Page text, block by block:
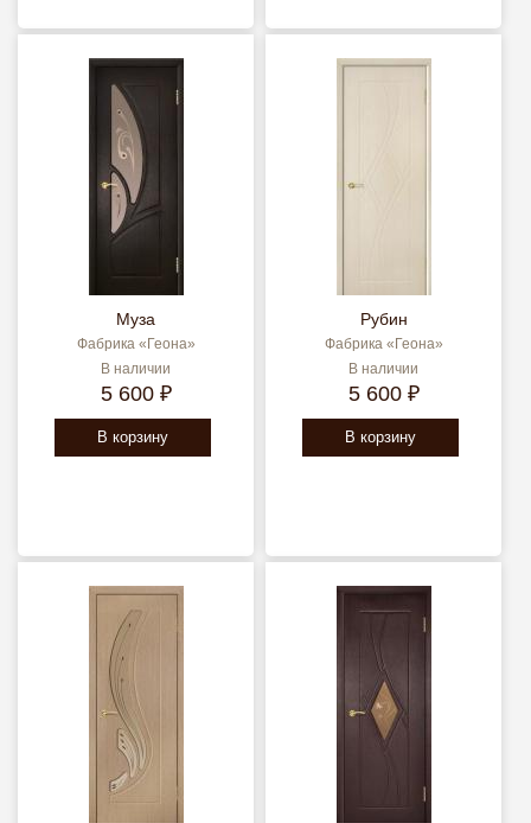
Муза
Фабрика «Геона»
В наличии
5 600 ₽
В корзину
Рубин
Фабрика «Геона»
В наличии
5 600 ₽
В корзину